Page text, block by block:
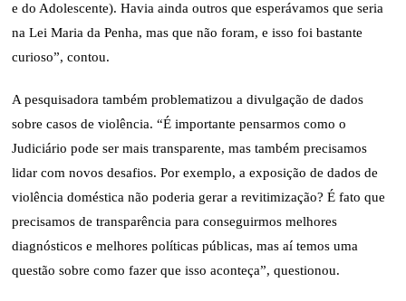
e do Adolescente). Havia ainda outros que esperávamos que seria
na Lei Maria da Penha, mas que não foram, e isso foi bastante
curioso”, contou.
A pesquisadora também problematizou a divulgação de dados
sobre casos de violência. “É importante pensarmos como o
Judiciário pode ser mais transparente, mas também precisamos
lidar com novos desafios. Por exemplo, a exposição de dados de
violência doméstica não poderia gerar a revitimização? É fato que
precisamos de transparência para conseguirmos melhores
diagnósticos e melhores políticas públicas, mas aí temos uma
questão sobre como fazer que isso aconteça”, questionou.